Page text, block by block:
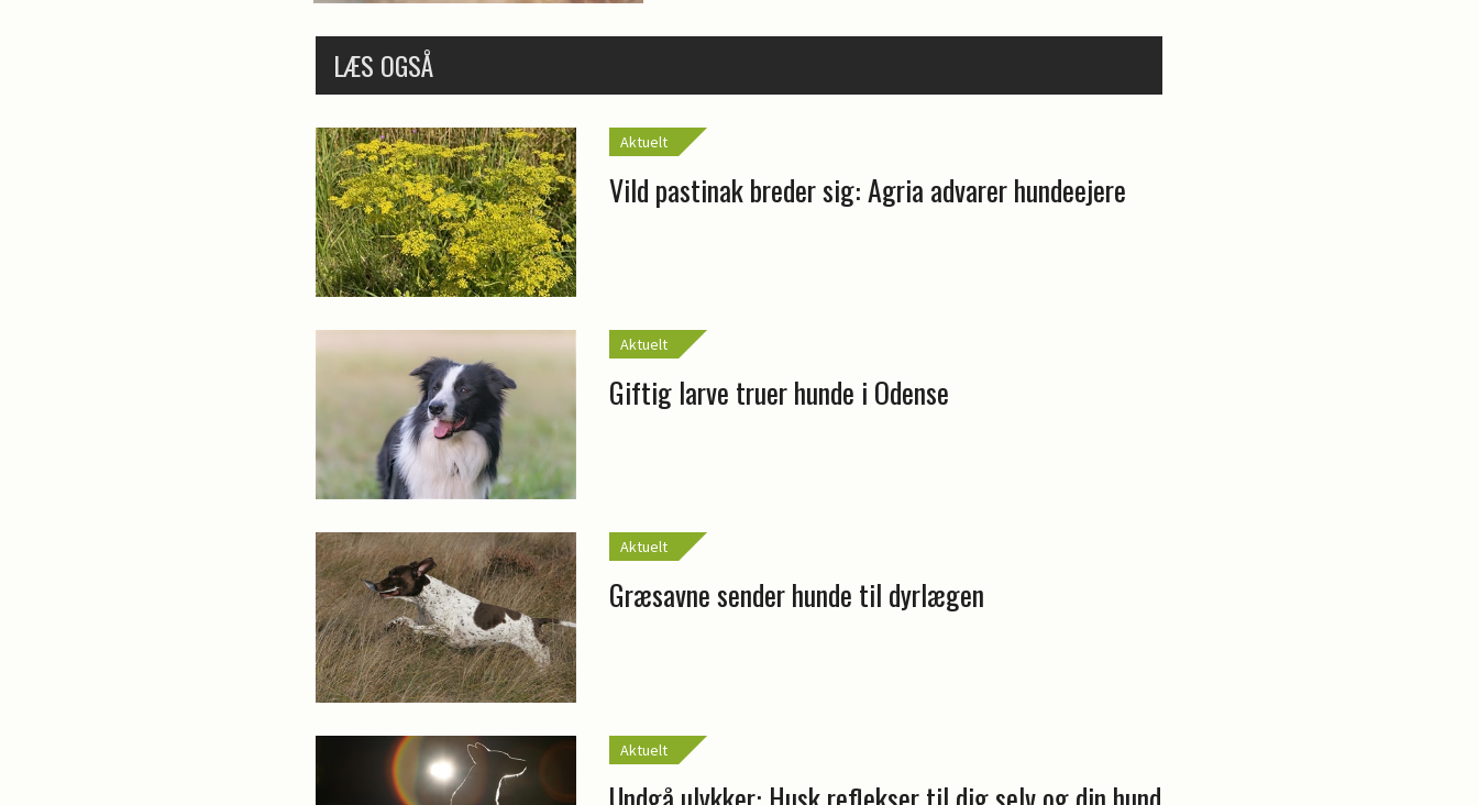
LÆS OGSÅ
Aktuelt
Vild pastinak breder sig: Agria advarer hundeejere
Aktuelt
Giftig larve truer hunde i Odense
Aktuelt
Græsavne sender hunde til dyrlægen
Aktuelt